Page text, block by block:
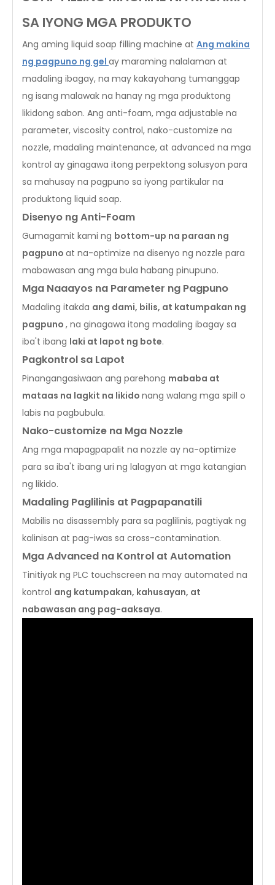
SA IYONG MGA PRODUKTO
Ang aming liquid soap filling machine at Ang makina
ng pagpuno ng gel ay maraming nalalaman at
madaling ibagay, na may kakayahang tumanggap
ng isang malawak na hanay ng mga produktong
likidong sabon. Ang anti-foam, mga adjustable na
parameter, viscosity control, nako-customize na
nozzle, madaling maintenance, at advanced na mga
kontrol ay ginagawa itong perpektong solusyon para
sa mahusay na pagpuno sa iyong partikular na
produktong liquid soap.
Disenyo ng Anti-Foam
Gumagamit kami ng bottom-up na paraan ng
pagpuno at na-optimize na disenyo ng nozzle para
mabawasan ang mga bula habang pinupuno.
Mga Naaayos na Parameter ng Pagpuno
Madaling itakda ang dami, bilis, at katumpakan ng
pagpuno , na ginagawa itong madaling ibagay sa
iba't ibang laki at lapot ng bote.
Pagkontrol sa Lapot
Pinangangasiwaan ang parehong mababa at
mataas na lagkit na likido nang walang mga spill o
labis na pagbubula.
Nako-customize na Mga Nozzle
Ang mga mapagpapalit na nozzle ay na-optimize
para sa iba't ibang uri ng lalagyan at mga katangian
ng likido.
Madaling Paglilinis at Pagpapanatili
Mabilis na disassembly para sa paglilinis, pagtiyak ng
kalinisan at pag-iwas sa cross-contamination.
Mga Advanced na Kontrol at Automation
Tinitiyak ng PLC touchscreen na may automated na
kontrol ang katumpakan, kahusayan, at
nabawasan ang pag-aaksaya.